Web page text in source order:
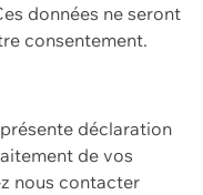
données ne seront
consentement.
déclaration
de vos
nous contacter